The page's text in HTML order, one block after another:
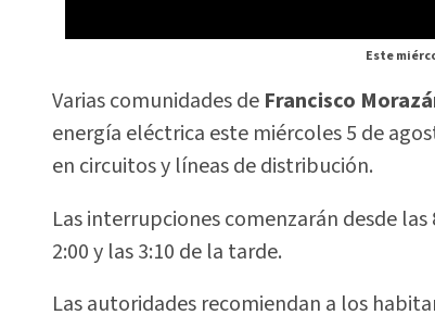
Este
Varias comunidades de Francisco
energía eléctrica este miércoles 5 de
en circuitos y líneas de distribución.
Las interrupciones comenzarán desde
2:00 y las 3:10 de la tarde.
Las autoridades recomiendan a los